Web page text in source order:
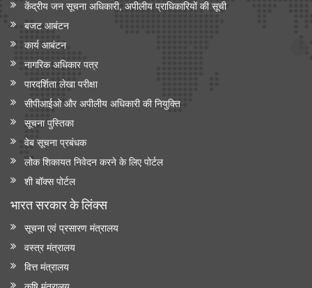
केंद्रीय जन सूचना अधिकारी, अपीलीय प्राधिकारियों की सूची
बजट आबंटन
कार्य आबंटन
नागरिक अधिकार पत्र
पारदर्शिता लेखा परीक्षा
सीपीआईओ और अपी‍लीय अधिकारी की नियुक्ति
सूचना पुस्तिका
वेब सूचना प्रबंधक
लोक शिकायत निवेदन करने के लिए पोर्टल
शी बॉक्स पोर्टल
भारत सरकार के लिंक्‍स
सूचना एवं प्रसारण मंत्रालय
वस्त्र मंत्रालय
वित्त मंत्रालय